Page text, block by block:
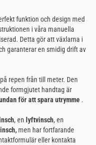
funktion och design med
i våra manuella
Detta gör att växlarna i
garanterar en smidig drift av
repen från till meter. Den
formgjutet handtag är
för att spara utrymme .
, en lyftvinsch, en
men har fortfarande
eller kontakta